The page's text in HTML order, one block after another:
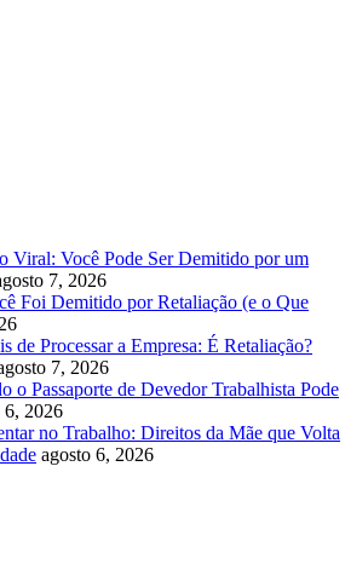
Viral: Você Pode Ser Demitido por um
7, 2026
Foi Demitido por Retaliação (e o Que
de Processar a Empresa: É Retaliação?
7, 2026
o Passaporte de Devedor Trabalhista Pode
6, 2026
no Trabalho: Direitos da Mãe que Volta
agosto 6, 2026